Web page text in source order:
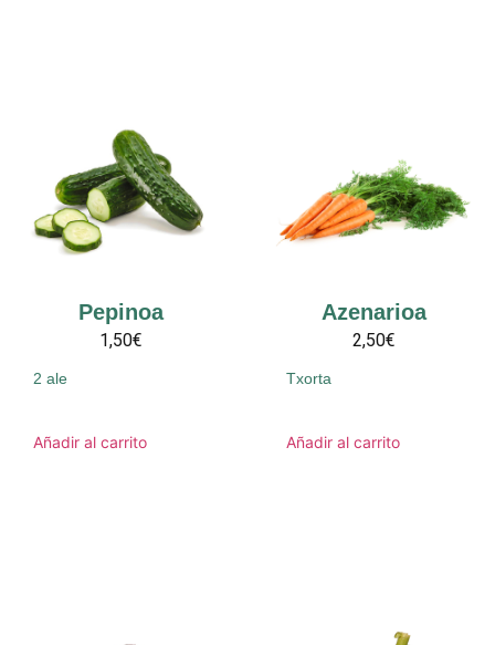
Pepinoa
1,50€
2 ale
Añadir al carrito
Azenarioa
2,50€
Txorta
Añadir al carrito